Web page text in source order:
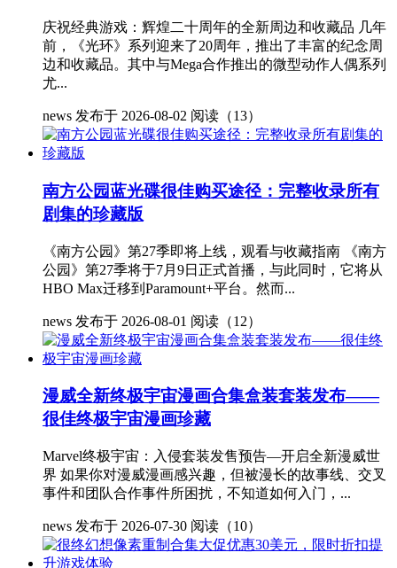
庆祝经典游戏：辉煌二十周年的全新周边和收藏品 几年
前，《光环》系列迎来了20周年，推出了丰富的纪念周
边和收藏品。其中与Mega合作推出的微型动作人偶系列
尤...
news 发布于 2026-08-02 阅读（13）
南方公园蓝光碟很佳购买途径：完整收录所有
剧集的珍藏版
《南方公园》第27季即将上线，观看与收藏指南 《南方
公园》第27季将于7月9日正式首播，与此同时，它将从
HBO Max迁移到Paramount+平台。然而...
news 发布于 2026-08-01 阅读（12）
漫威全新终极宇宙漫画合集盒装套装发布——
很佳终极宇宙漫画珍藏
Marvel终极宇宙：入侵套装发售预告—开启全新漫威世
界 如果你对漫威漫画感兴趣，但被漫长的故事线、交叉
事件和团队合作事件所困扰，不知道如何入门，...
news 发布于 2026-07-30 阅读（10）